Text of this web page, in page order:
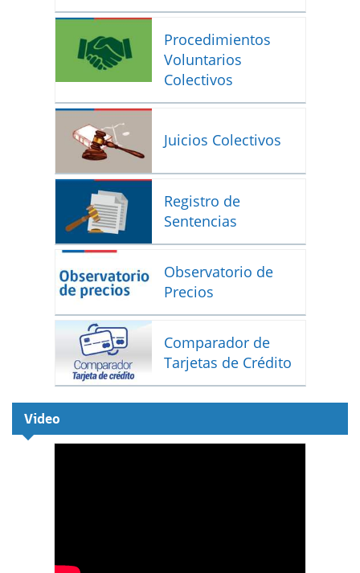
Procedimientos
Voluntarios
Colectivos
Juicios Colectivos
Registro de
Sentencias
Observatorio de
Precios
Comparador de
Tarjetas de Crédito
Video